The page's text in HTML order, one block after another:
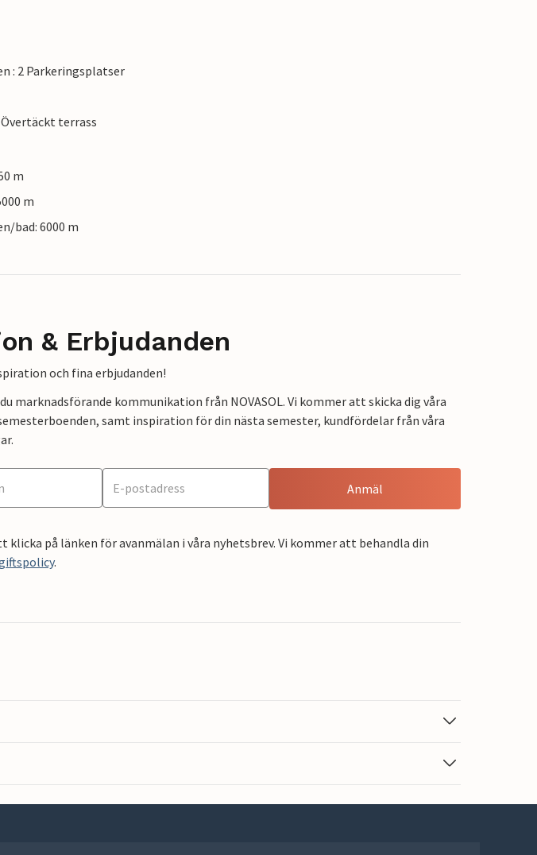
: 2 Parkeringsplatser
terrass
m
m
bad: 6000 m
& Erbjudanden
och fina erbjudanden!
marknadsförande kommunikation från NOVASOL. Vi kommer att skicka dig våra
samt inspiration för din nästa semester, kundfördelar från våra
Anmäl
klicka på länken för avanmälan i våra nyhetsbrev. Vi kommer att behandla din
.